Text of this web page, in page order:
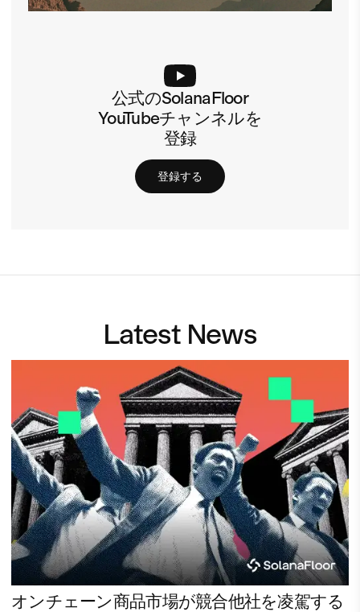
公式のSolanaFloor
YouTubeチャンネルを
登録
登録する
Latest News
オンチェーン商品市場が競合他社を凌駕する